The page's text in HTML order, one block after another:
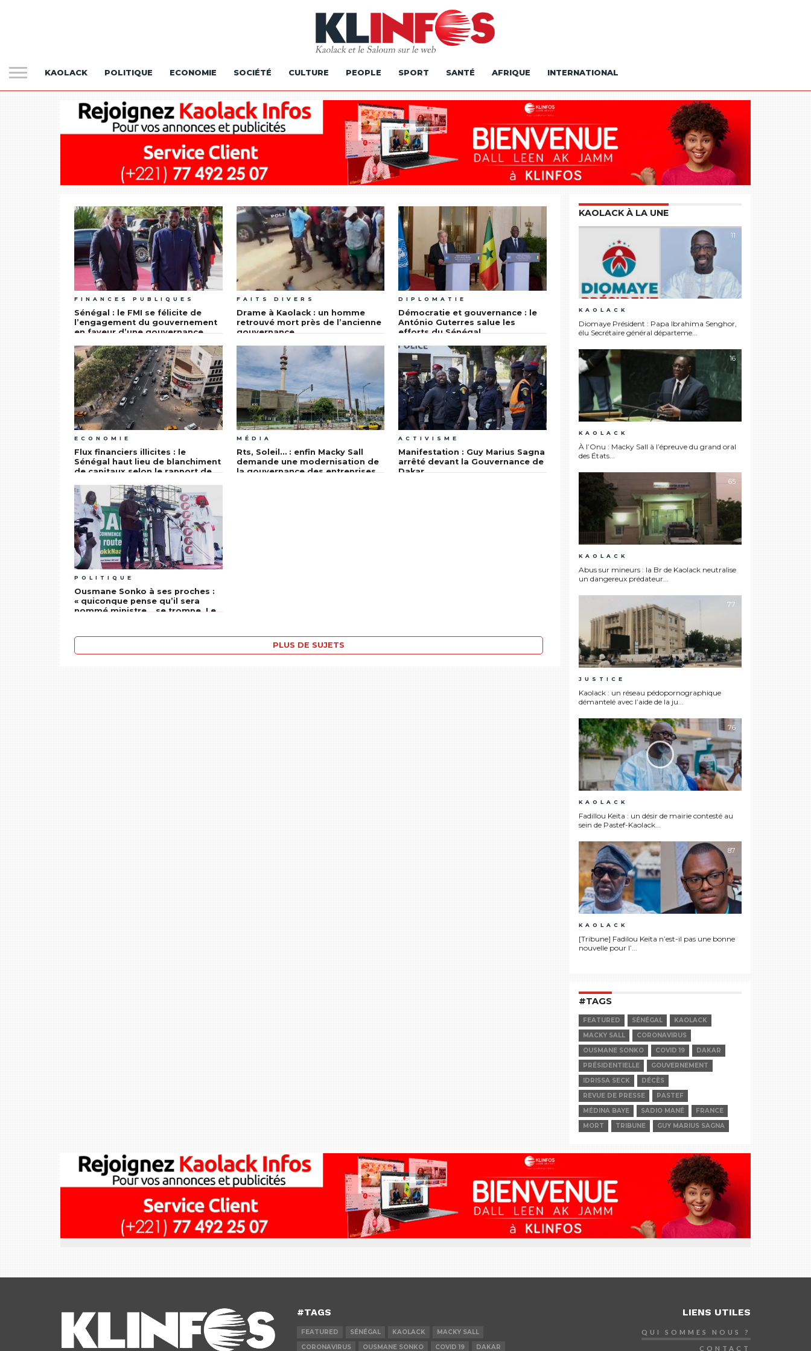
KAOLACK POLITIQUE ECONOMIE SOCIÉTÉ CULTURE PEOPLE SPORT SANTÉ AFRIQUE INTERNATIONAL
FINANCES PUBLIQUES
Sénégal : le FMI se félicite de
l’engagement du gouvernement
en faveur d’une gouvernance
budgétaire
FAITS DIVERS
Drame à Kaolack : un homme
retrouvé mort près de l’ancienne
gouvernance
DIPLOMATIE
Démocratie et gouvernance : le
António Guterres salue les
efforts du Sénégal
ECONOMIE
Flux financiers illicites : le
Sénégal haut lieu de blanchiment
de capitaux selon le rapport de
gouvernance
MÉDIA
Rts, Soleil… : enfin Macky Sall
demande une modernisation de
la gouvernance des entreprises
ACTIVISME
Manifestation : Guy Marius Sagna
arrêté devant la Gouvernance de
Dakar
POLITIQUE
Ousmane Sonko à ses proches :
« quiconque pense qu’il sera
nommé ministre… se trompe. Le
PLUS DE SUJETS
KAOLACK À LA UNE
11
KAOLACK
Diomaye Président : Papa Ibrahima Senghor,
élu Secrétaire général départeme...
16
KAOLACK
À l’Onu : Macky Sall à l’épreuve du grand oral
des États...
65
KAOLACK
Abus sur mineurs : la Br de Kaolack neutralise
un dangereux prédateur...
77
JUSTICE
Kaolack : un réseau pédopornographique
démantelé avec l’aide de la ju...
76
KAOLACK
Fadillou Keita : un désir de mairie contesté au
sein de Pastef-Kaolack...
87
KAOLACK
[Tribune] Fadilou Keïta n’est-il pas une bonne
nouvelle pour l’...
#TAGS
FEATURED SÉNÉGAL
KAOLACK
MACKY SALL
CORONAVIRUS
OUSMANE SONKO
COVID 19
DAKAR
PRÉSIDENTIELLE
GOUVERNEMENT
IDRISSA SECK
DÉCÈS
REVUE DE PRESSE
PASTEF
MÉDINA BAYE
SADIO MANÉ
FRANCE
MORT
TRIBUNE GUY MARIUS SAGNA
#TAGS
FEATURED SÉNÉGAL KAOLACK
MACKY SALL
CORONAVIRUS
OUSMANE SONKO COVID 19 DAKAR
LIENS UTILES
QUI SOMMES NOUS ?
CONTACT